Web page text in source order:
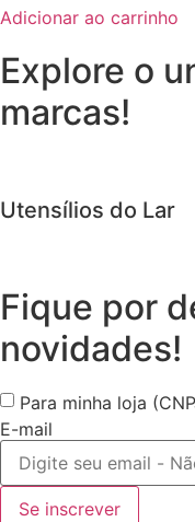
Adicionar ao carrinho
Explore o
marcas!
Utensílios do Lar
Fique por
novidades!
Para minha loja
E-mail
Se inscrever